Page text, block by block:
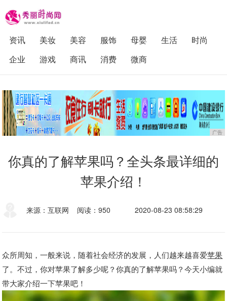
资讯 美妆 美容 服饰 母婴 生活
时尚
企业
游戏 商讯 消费 微商
广告
你真的了解苹果吗？全头条最详细的
苹果介绍！
来源：互联网 阅读：950 2020-08-23 08:58:29
众所周知，一般来说，随着社会经济的发展，人们越来越喜爱苹果
了。不过，你对苹果了解多少呢？你真的了解苹果吗？今天小编就
带大家介绍一下苹果吧！